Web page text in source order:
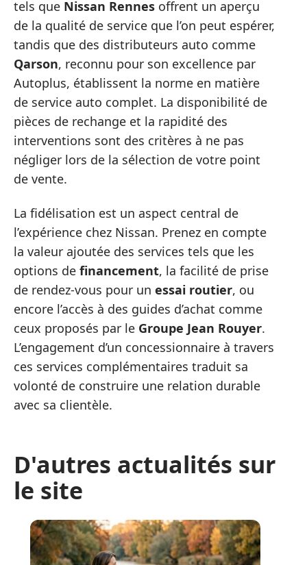
tels que Nissan Rennes offrent un aperçu
de la qualité de service que l’on peut espérer,
tandis que des distributeurs auto comme
Qarson, reconnu pour son excellence par
Autoplus, établissent la norme en matière
de service auto complet. La disponibilité de
pièces de rechange et la rapidité des
interventions sont des critères à ne pas
négliger lors de la sélection de votre point
de vente.
La fidélisation est un aspect central de
l’expérience chez Nissan. Prenez en compte
la valeur ajoutée des services tels que les
options de financement, la facilité de prise
de rendez-vous pour un essai routier, ou
encore l’accès à des guides d’achat comme
ceux proposés par le Groupe Jean Rouyer.
L’engagement d’un concessionnaire à travers
ces services complémentaires traduit sa
volonté de construire une relation durable
avec sa clientèle.
D'autres actualités sur
le site